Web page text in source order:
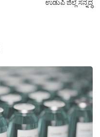
ಉಡುಪಿ ಜಿಲ್ಲೆ ಸನ್ನದ್ಧ